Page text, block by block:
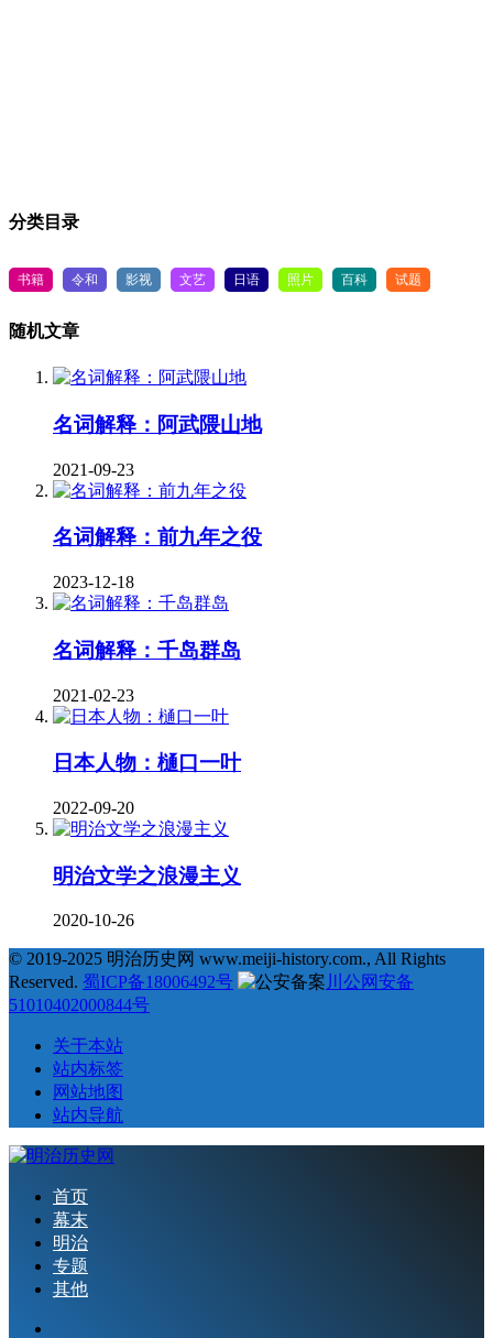
分类目录
书籍 令和 影视 文艺 日语 照片 百科 试题
随机文章
名词解释：阿武隈山地
2021-09-23
名词解释：前九年之役
2023-12-18
名词解释：千岛群岛
2021-02-23
日本人物：樋口一叶
2022-09-20
明治文学之浪漫主义
2020-10-26
© 2019-2025 明治历史网 www.meiji-history.com., All Rights
Reserved. 蜀ICP备18006492号
川公网安备
51010402000844号
关于本站
站内标签
网站地图
站内导航
首页
幕末
明治
专题
其他